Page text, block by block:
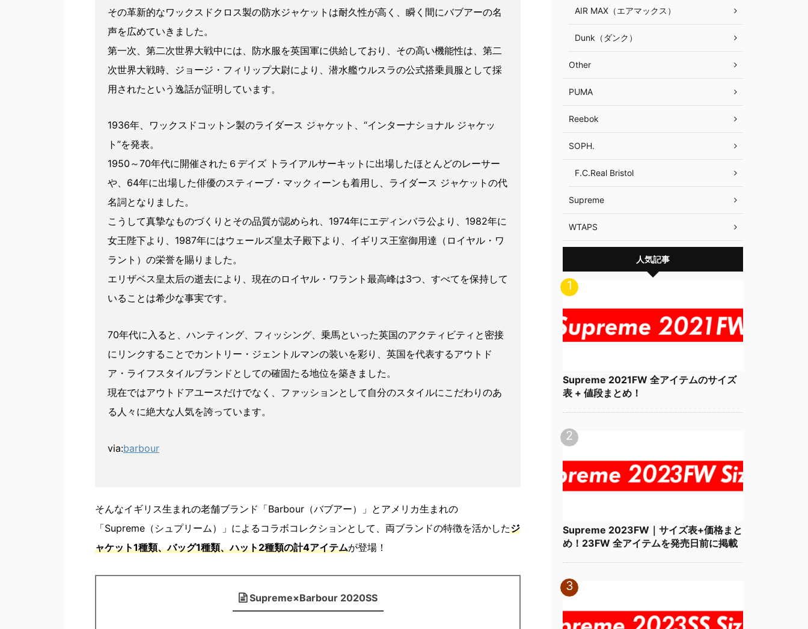
その革新的なワックスドクロス製の防水ジャケットは耐久性が高く、瞬く間にバブアーの名
声を広めていきました。
第一次、第二次世界大戦中には、防水服を英国軍に供給しており、その高い機能性は、第二
次世界大戦時、ジョージ・フィリップ大尉により、潜水艦ウルスラの公式搭乗員服として採
用されたという逸話が証明しています。
1936年、ワックスドコットン製のライダース ジャケット、“インターナショナル ジャケッ
ト”を発表。
1950～70年代に開催された６デイズ トライアルサーキットに出場したほとんどのレーサー
や、64年に出場した俳優のスティーブ・マックィーンも着用し、ライダース ジャケットの代
名詞となりました。
こうして真摯なものづくりとその品質が認められ、1974年にエディンバラ公より、1982年に
女王陛下より、1987年にはウェールズ皇太子殿下より、イギリス王室御用達（ロイヤル・ワ
ラント）の栄誉を賜りました。
エリザベス皇太后の逝去により、現在のロイヤル・ワラント最高峰は3つ、すべてを保持して
いることは希少な事実です。
70年代に入ると、ハンティング、フィッシング、乗馬といった英国のアクティビティと密接
にリンクすることでカントリー・ジェントルマンの装いを彩り、英国を代表するアウトド
ア・ライフスタイルブランドとしての確固たる地位を築きました。
現在ではアウトドアユースだけでなく、ファッションとして自分のスタイルにこだわりのあ
る人々に絶大な人気を誇っています。
via:barbour
そんなイギリス生まれの老舗ブランド「Barbour（バブアー）」とアメリカ生まれの
「Supreme（シュプリーム）」によるコラボコレクションとして、両ブランドの特徴を活かしたジ
ャケット1種類、バッグ1種類、ハット2種類の計4アイテムが登場！
Supreme×Barbour 2020SS
AIR MAX（エアマックス）
Dunk（ダンク）
Other
PUMA
Reebok
SOPH.
F.C.Real Bristol
Supreme
WTAPS
人気記事
Supreme 2021FW 全アイテムのサイズ
表 + 値段まとめ！
Supreme 2023FW｜サイズ表+価格まと
め！23FW 全アイテムを発売日前に掲載